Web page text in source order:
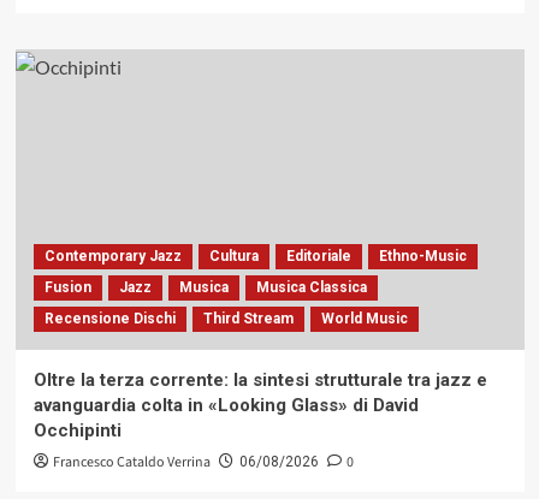
Contemporary Jazz Cultura Editoriale
Ethno-Music
Fusion
Jazz Musica
Musica Classica
Recensione Dischi
Third Stream World Music
Oltre la terza corrente: la sintesi strutturale tra jazz e
avanguardia colta in «Looking Glass» di David
Occhipinti
Francesco Cataldo Verrina 06/08/2026 0